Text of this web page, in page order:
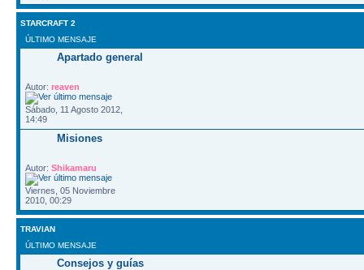
STARCRAFT 2
ÚLTIMO MENSAJE
Apartado general
Autor: reaven
Sábado, 11 Agosto 2012,
14:49
Misiones
Autor: Shikamaru
Viernes, 05 Noviembre
2010, 00:29
TRAVIAN
ÚLTIMO MENSAJE
Consejos y guías